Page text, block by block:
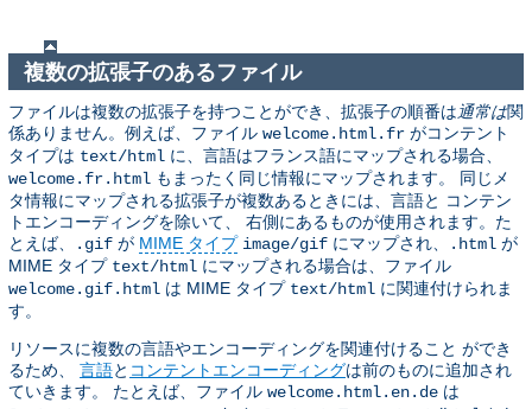
複数の拡張子のあるファイル
ファイルは複数の拡張子を持つことができ、拡張子の順番は通常は関
係ありません。例えば、ファイル welcome.html.fr がコンテント
タイプは text/html に、言語はフランス語にマップされる場合、
welcome.fr.html もまったく同じ情報にマップされます。 同じメ
タ情報にマップされる拡張子が複数あるときには、言語と コンテン
トエンコーディングを除いて、 右側にあるものが使用されます。た
とえば、
.gif が MIME タイプ image/gif にマップされ、 .html が
MIME タイプ text/html にマップされる場合は、ファイル
welcome.gif.html は MIME タイプ text/html に関連付けられま
す。
リソースに複数の言語やエンコーディングを関連付けること ができ
るため、 言語と コンテントエンコーディングは前のものに追加され
ていきます。 たとえば、ファイル welcome.html.en.de は